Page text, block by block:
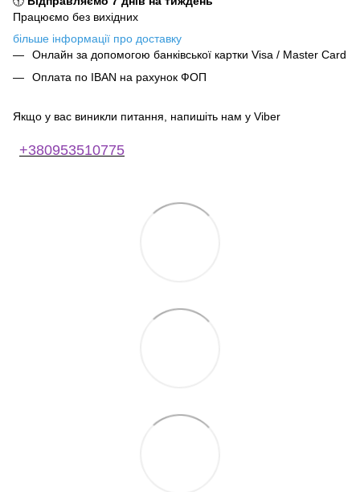
Працюємо без вихідних
більше інформації про доставку
Онлайн за допомогою банківської картки Visa / Master Card
Оплата по IBAN на рахунок ФОП
Якщо у вас виникли питання, напишіть нам у Viber
+380953510775